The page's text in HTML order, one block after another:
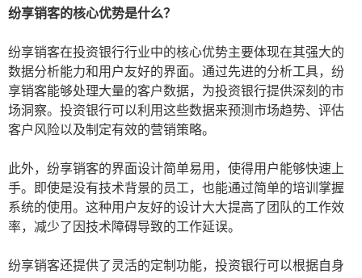
纷享销客的核心优势是什么？
纷享销客在投资银行行业中的核心优势主要体现在其强大的
数据分析能力和用户友好的界面。通过先进的分析工具，纷
享销客能够处理大量的客户数据，为投资银行提供深刻的市
场洞察。投资银行可以利用这些数据来预测市场趋势、评估
客户风险以及制定有效的营销策略。
此外，纷享销客的界面设计简单易用，使得用户能够快速上
手。即使是没有技术背景的员工，也能通过简单的培训掌握
系统的使用。这种用户友好的设计大大提高了团队的工作效
率，减少了因技术障碍导致的工作延误。
纷享销客还提供了灵活的定制功能，投资银行可以根据自身